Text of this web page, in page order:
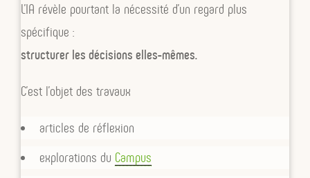
L’IA révèle pourtant la nécessité d’un regard plus
spécifique :
structurer les décisions elles-mêmes.
C’est l’objet des travaux
articles de réflexion
explorations du Campus